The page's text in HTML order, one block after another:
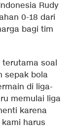
Rudy
0-18 dari
bagi tim
terutama soal
sepak bola
di liga-
memulai liga
karena
harus